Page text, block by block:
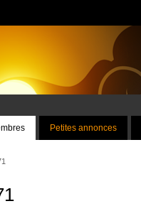
Petites annonces